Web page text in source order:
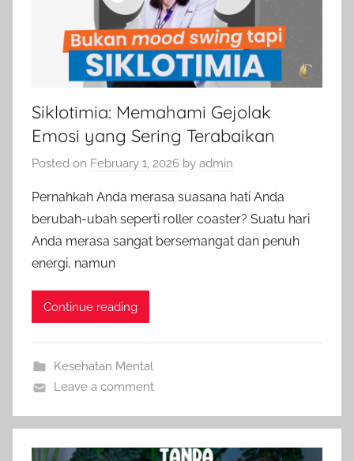
Siklotimia: Memahami Gejolak
Emosi yang Sering Terabaikan
Posted on February 1, 2026 by admin
Pernahkah Anda merasa suasana hati Anda
berubah-ubah seperti roller coaster? Suatu hari
Anda merasa sangat bersemangat dan penuh
energi, namun
Continue reading
Kesehatan Mental
Leave a comment